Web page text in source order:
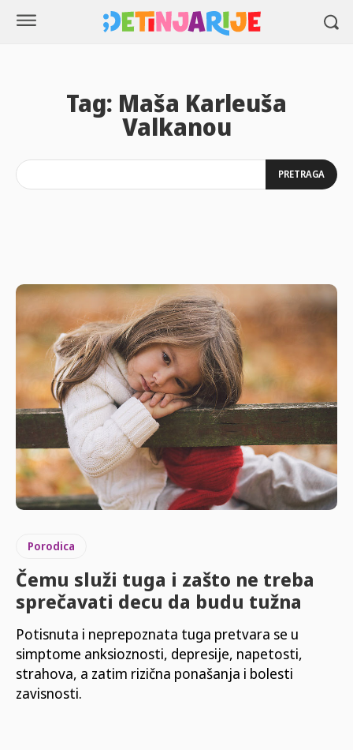
Tag: Maša Karleuša
Valkanou
PRETRAGA
Porodica
Čemu služi tuga i zašto ne treba
sprečavati decu da budu tužna
Potisnuta i neprepoznata tuga pretvara se u
simptome anksioznosti, depresije, napetosti,
strahova, a zatim rizična ponašanja i bolesti
zavisnosti.